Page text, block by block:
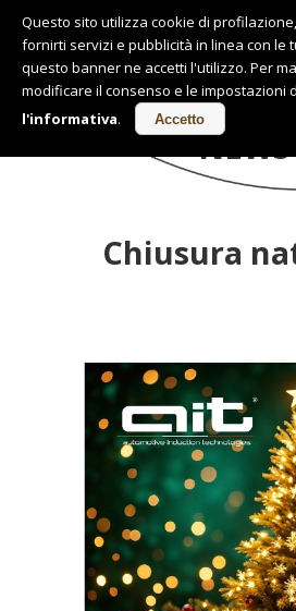
NEWS
Chiusura
Questo sito utilizza cookie di
fornirti servizi e pubblicità in linea con le
questo banner ne accetti l'utilizzo. Per
modificare il consenso e le impostazioni
l'informativa. Accetto